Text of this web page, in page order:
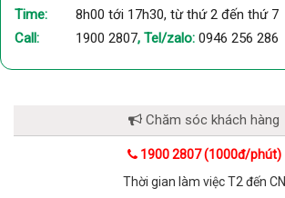
Time:
8h00 tới 17h30, từ thứ 2 đến thứ 7
Call:
1900 2807, Tel/zalo: 0946 256 286
Chăm sóc khách hàng
1900 2807 (1000đ/phút)
Thời gian làm việc T2 đến CN